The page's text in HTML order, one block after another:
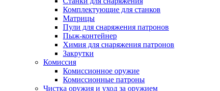
Комплектующие для станков
Матрицы
Пули для снаряжения патронов
Пыж-контейнер
Химия для снаряжения патронов
Закрутки
Комиссия
Комиссионное оружие
Комиссионные патроны
Чистка оружия и уход за оружием